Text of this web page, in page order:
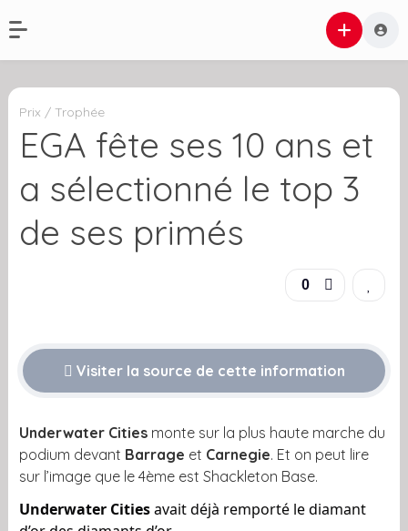
Prix / Trophée
EGA fête ses 10 ans et
a sélectionné le top 3
de ses primés
0
Visiter la source de cette information
Underwater Citiesmonte sur la plus haute marche du
podium devant Barrage et Carnegie. Et on peut lire
sur l’image que le 4ème est Shackleton Base.
Underwater Citiesavait déjà remporté le diamant